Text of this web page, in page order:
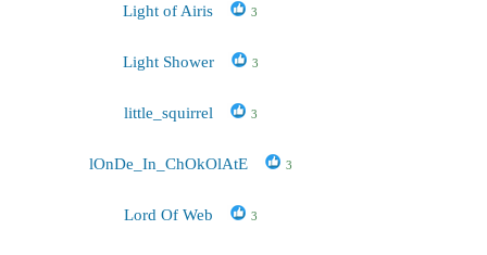
Light of Airis 3
Light Shower 3
little_squirrel 3
lOnDe_In_ChOkOlAtE 3
Lord Of Web 3